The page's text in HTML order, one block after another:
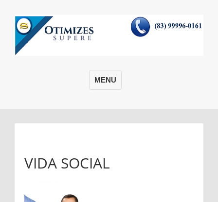
MENU
VIDA SOCIAL